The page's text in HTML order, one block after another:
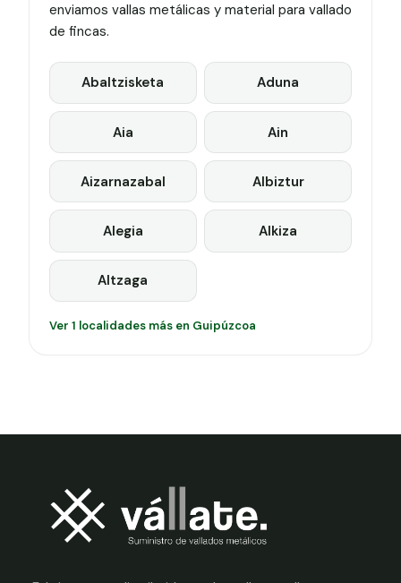
enviamos vallas metálicas y material para vallado
de fincas.
Abaltzisketa Aduna
Aia Ain
Aizarnazabal Albiztur
Alegia Alkiza
Altzaga
Ver 1 localidades más en Guipúzcoa